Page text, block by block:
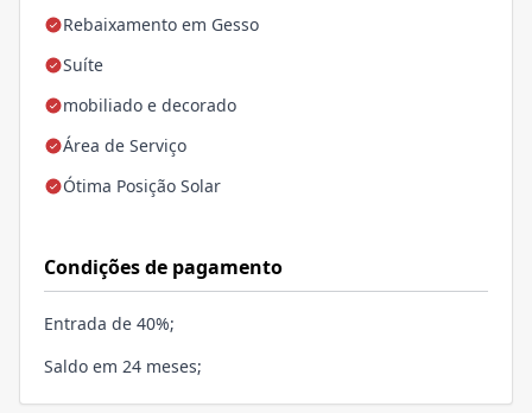
Rebaixamento em Gesso
Suíte
mobiliado e decorado
Área de Serviço
Ótima Posição Solar
Condições de pagamento
Entrada de 40%;
Saldo em 24 meses;